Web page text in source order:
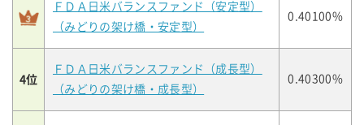
ＦＤＡ日米バランスファンド（安定型）
（みどりの架け橋・安定型）
0.40100%
4位
ＦＤＡ日米バランスファンド（成長型）
（みどりの架け橋・成長型）
0.40300%